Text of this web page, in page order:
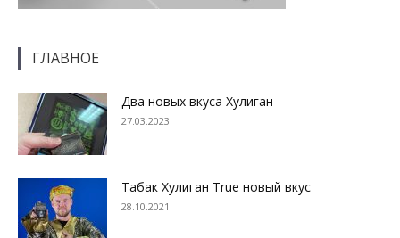
ГЛАВНОЕ
Два новых вкуса Хулиган
27.03.2023
Табак Хулиган True новый вкус
28.10.2021